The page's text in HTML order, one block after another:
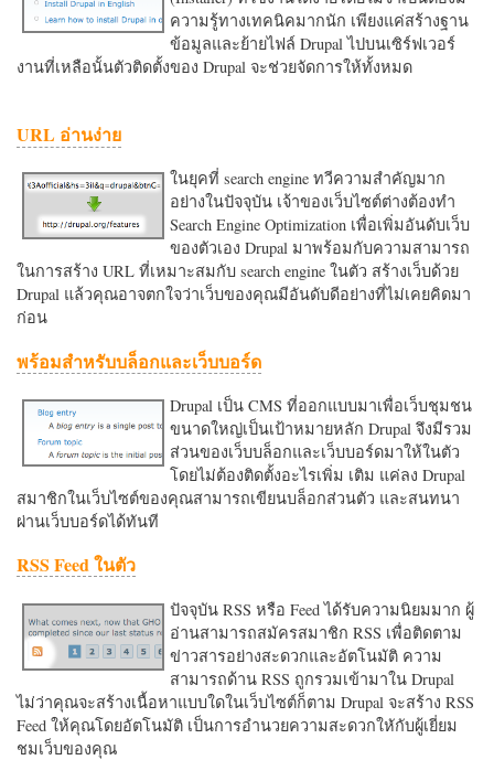
ความรู้ทางเทคนิคมากนัก เพียงแค่สร้างฐาน
ข้อมูลและย้ายไฟล์ Drupal ไปบนเซิร์ฟเวอร์
งานที่เหลือนั้นตัวติดตั้งของ Drupal จะช่วยจัดการให้ทั้งหมด
URL อ่านง่าย
ในยุคที่ search engine ทวีความสำคัญมาก
อย่างในปัจจุบัน เจ้าของเว็บไซต์ต่างต้องทำ
Search Engine Optimization เพื่อเพิ่มอันดับเว็บ
ของตัวเอง Drupal มาพร้อมกับความสามารถ
ในการสร้าง URL ที่เหมาะสมกับ search engine ในตัว สร้างเว็บด้วย
Drupal แล้วคุณอาจตกใจว่าเว็บของคุณมีอันดับดีอย่างที่ไม่เคยคิดมา
ก่อน
พร้อมสำหรับบล็อกและเว็บบอร์ด
Drupal เป็น CMS ที่ออกแบบมาเพื่อเว็บชุมชน
ขนาดใหญ่เป็นเป้าหมายหลัก Drupal จึงมีรวม
ส่วนของเว็บบล็อกและเว็บบอร์ดมาให้ในตัว
โดยไม่ต้องติดตั้งอะไรเพิ่ม เติม แค่ลง Drupal
สมาชิกในเว็บไซต์ของคุณสามารถเขียนบล็อกส่วนตัว และสนทนา
ผ่านเว็บบอร์ดได้ทันที
RSS Feed ในตัว
ปัจจุบัน RSS หรือ Feed ได้รับความนิยมมาก ผู้
อ่านสามารถสมัครสมาชิก RSS เพื่อติดตาม
ข่าวสารอย่างสะดวกและอัตโนมัติ ความ
สามารถด้าน RSS ถูกรวมเข้ามาใน Drupal
ไม่ว่าคุณจะสร้างเนื้อหาแบบใดในเว็บไซต์ก็ตาม Drupal จะสร้าง RSS
Feed ให้คุณโดยอัตโนมัติ เป็นการอำนวยความสะดวกใหักับผู้เยี่ยม
ชมเว็บของคุณ